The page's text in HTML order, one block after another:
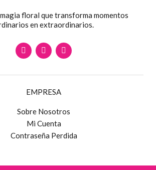
floral que transforma momentos
en extraordinarios.
F
a
c
b
o
I
n
s
a
r
m
W
h
a
s
EMPRESA
Sobre Nosotros
Mi Cuenta
Contraseña Perdida